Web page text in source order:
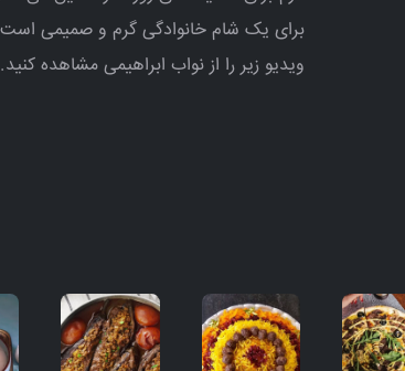
برای یک شام خانوادگی گرم و صمیمی
ویدیو زیر را از نواب ابراهیمی مشاهده کنید.